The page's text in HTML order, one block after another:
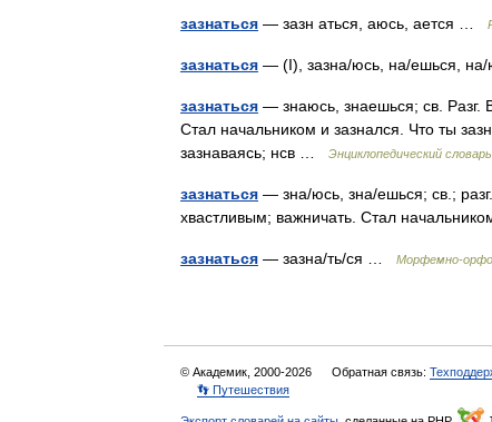
зазнаться — зазн аться, аюсь, ается …
зазнаться — (I), зазна/юсь, на/ешься,
зазнаться — знаюсь, знаешься; св. Разг.
Стал начальником и зазнался. Что ты
зазнаваясь; нсв …
Энциклопедический словарь
зазнаться — зна/юсь, зна/ешься; св.;
хвастливым; важничать. Стал
зазнаться — зазна/ть/ся … Морфемно-
© Академик, 2000-2026 Обратная связь:
👣 Путешествия